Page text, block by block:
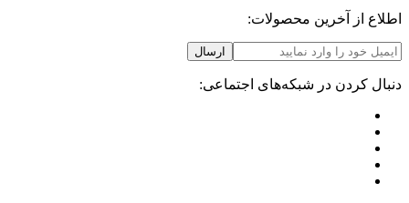
اطلاع از آخرین محصولات:
ارسال
دنبال کردن در شبکه‌های اجتماعی: